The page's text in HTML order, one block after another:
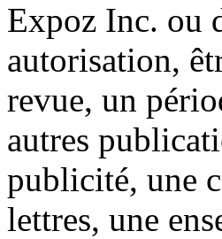
Expoz Inc. ou
autorisation,
revue, un
autres
publicité, une
lettres, une